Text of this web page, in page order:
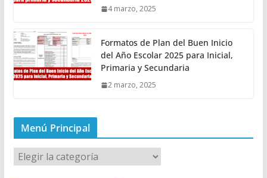
4 marzo, 2025
Formatos de Plan del Buen Inicio
del Año Escolar 2025 para Inicial,
Primaria y Secundaria
2 marzo, 2025
Menú Principal
M